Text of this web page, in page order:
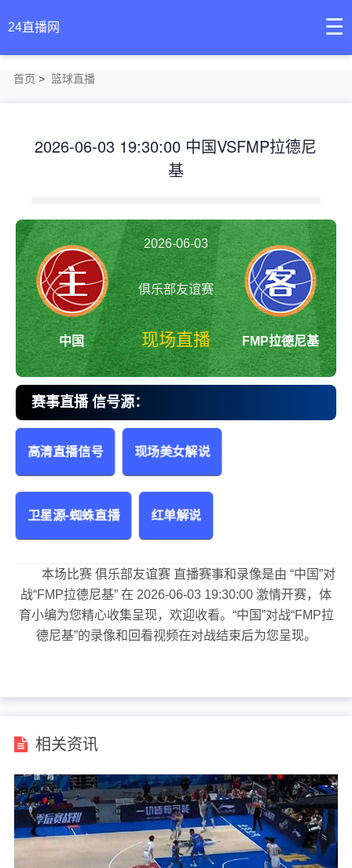
24直播网 ☰
首页 > 篮球直播
2026-06-03 19:30:00 中国VSFMP拉德尼
基
中国
2026-06-03
19:30:00
俱乐部友谊赛
现场直播 FMP拉德尼基
中国vsFMP拉德尼基 俱乐部友谊赛
赛事直播 信号源：
高清直播信号 现场美女解说
卫星源-蜘蛛直播 红单解说
本场比赛 俱乐部友谊赛 直播赛事和录像是由 “中国”对
战“FMP拉德尼基” 在 2026-06-03 19:30:00 激情开赛，体
育小编为您精心收集呈现，欢迎收看。“中国”对战“FMP拉
德尼基”的录像和回看视频在对战结束后为您呈现。
相关资讯